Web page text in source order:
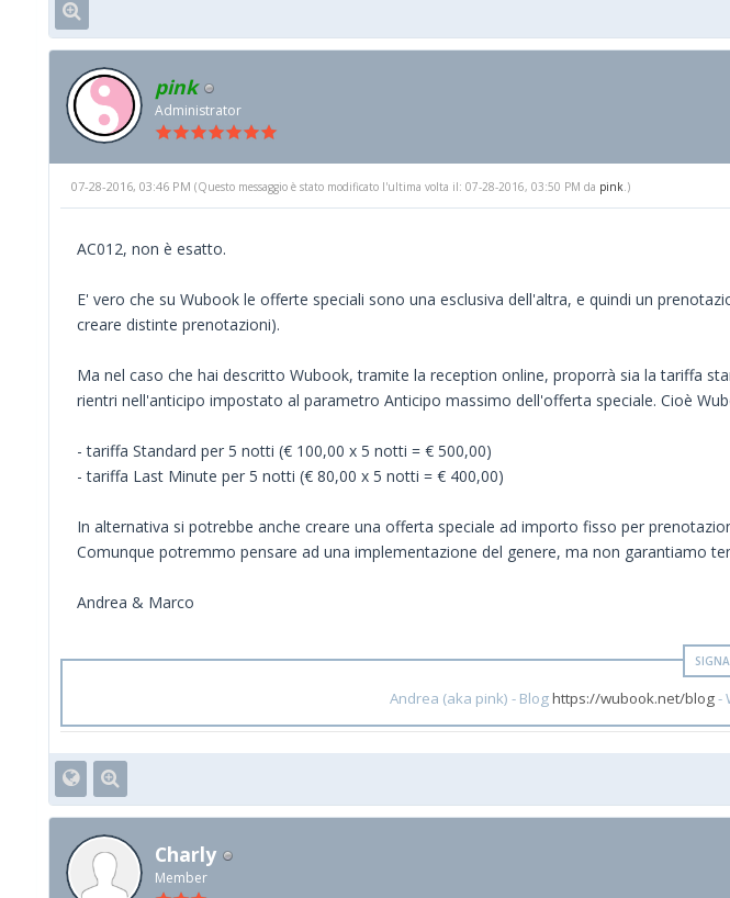
pink
Administrator
07-28-2016, 03:46 PM (Questo messaggio è stato modificato l'ultima volta il: 07-28-2016, 03:50 PM da pink.)
AC012, non è esatto.
E' vero che su Wubook le offerte speciali sono una esclusiva dell'altra, e quindi un
creare distinte prenotazioni).
Ma nel caso che hai descritto Wubook, tramite la reception online, proporrà sia la tariffa
rientri nell'anticipo impostato al parametro Anticipo massimo dell'offerta speciale. Cioè
- tariffa Standard per 5 notti (€ 100,00 x 5 notti = € 500,00)
- tariffa Last Minute per 5 notti (€ 80,00 x 5 notti = € 400,00)
In alternativa si potrebbe anche creare una offerta speciale ad importo fisso per
Comunque potremmo pensare ad una implementazione del genere, ma non garantiamo
Andrea & Marco
Andrea (aka pink) - Bloghttps://wubook.net/blog-
Charly
Member